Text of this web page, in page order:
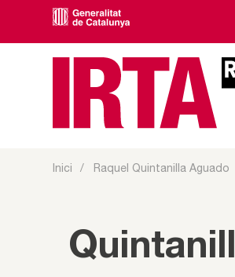
Inici Raquel Quintanilla Aguado